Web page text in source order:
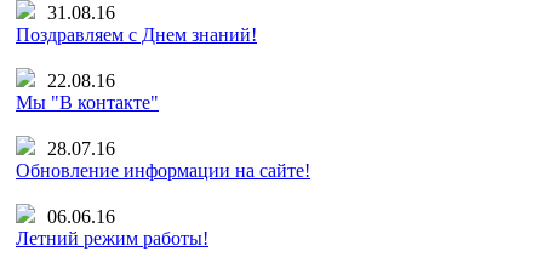
31.08.16
Поздравляем с Днем знаний!
22.08.16
Мы "В контакте"
28.07.16
Обновление информации на сайте!
06.06.16
Летний режим работы!